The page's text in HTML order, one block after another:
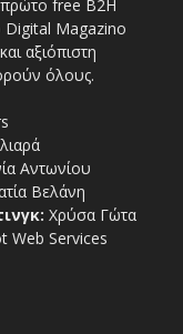
πρώτο free Β2Η
Digital Magazino
αξιόπιστη
όλους.
Αντωνίου
Βελάνη
Χρύσα Γώτα
Web Services